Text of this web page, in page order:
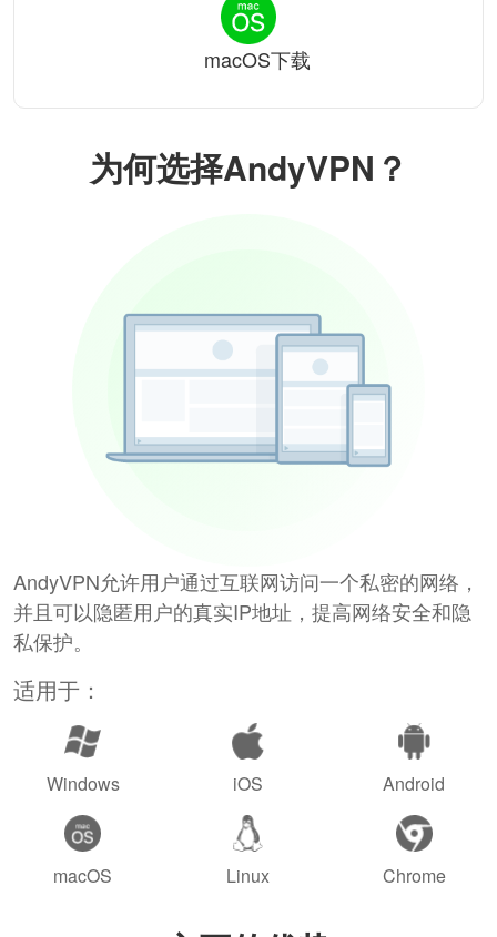
为何选择AndyVPN？
AndyVPN允许用户通过互联网访问一个私密的网络，
并且可以隐匿用户的真实IP地址，提高网络安全和隐
私保护。
适用于：
Windows iOS Android
macOS Linux Chrome
macOS下载